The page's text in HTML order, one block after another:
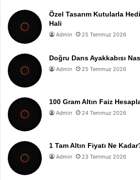
Özel Tasarım Kutularla
Hali
Admin 25 Temmuz 2026
Doğru Dans Ayakkabısı
Admin 25 Temmuz 2026
100 Gram Altın Faiz
Admin 24 Temmuz 2026
1 Tam Altın Fiyatı Ne
Admin 23 Temmuz 2026